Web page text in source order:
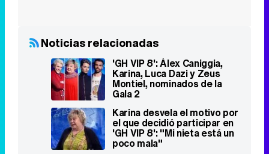
Noticias relacionadas
'GH VIP 8': Álex Caniggia,
Karina, Luca Dazi y Zeus
Montiel, nominados de la
Gala 2
Karina desvela el motivo por
el que decidió participar en
'GH VIP 8': "Mi nieta está un
poco mala"